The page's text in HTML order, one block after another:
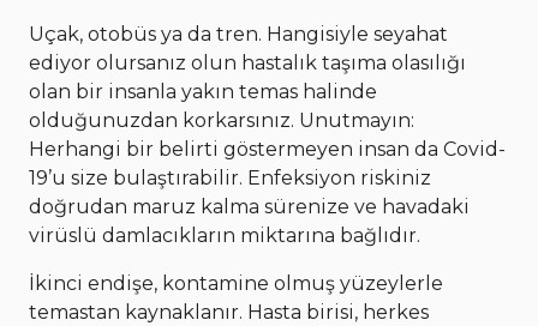
Uçak, otobüs ya da tren. Hangisiyle seyahat
ediyor olursanız olun hastalık taşıma olasılığı
olan bir insanla yakın temas halinde
olduğunuzdan korkarsınız. Unutmayın:
Herhangi bir belirti göstermeyen insan da Covid-
19’u size bulaştırabilir. Enfeksiyon riskiniz
doğrudan maruz kalma sürenize ve havadaki
virüslü damlacıkların miktarına bağlıdır.
İkinci endişe, kontamine olmuş yüzeylerle
temastan kaynaklanır. Hasta birisi, herkes